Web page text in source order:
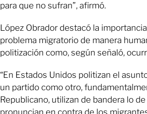
para que no sufran”, afirmó.
López Obrador destacó la
problema migratorio de manera
politización como, según señaló,
“En Estados Unidos politizan el
un partido como otro,
Republicano, utilizan de bandera lo
pronuncian en contra de los